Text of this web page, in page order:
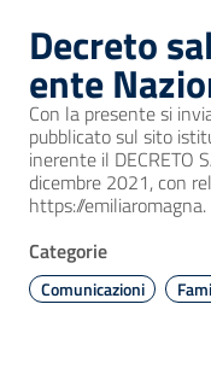
Decreto
ente
Con la presente si
pubblicato sul sito
inerente il DECRETO
dicembre 2021, con
https://emiliaromagna.
Categorie
Comunicazioni